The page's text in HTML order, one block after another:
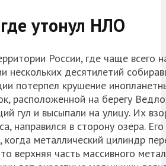
утонул НЛО
России, где чаще
нескольких десятилетий
потерпел крушение
расположенной на берегу
гул и высыпали на улицу. Их
направился в сторону озера.
металлический цилиндр
верхняя часть массивного